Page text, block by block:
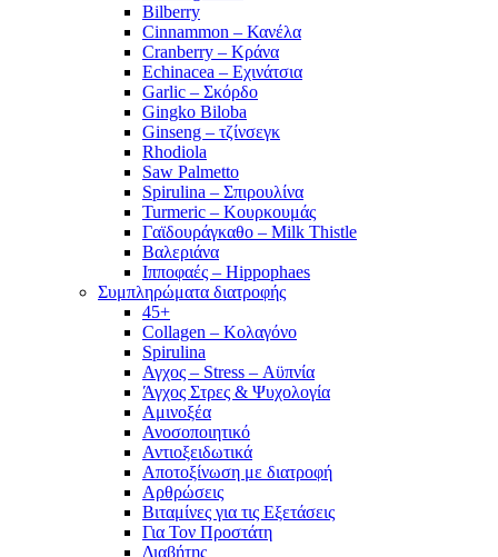
Bilberry
Cinnammon – Κανέλα
Cranberry – Κράνα
Echinacea – Εχινάτσια
Garlic – Σκόρδο
Gingko Biloba
Ginseng – τζίνσεγκ
Rhodiola
Saw Palmetto
Spirulina – Σπιρουλίνα
Turmeric – Κουρκουμάς
Γαϊδουράγκαθο – Milk Thistle
Βαλεριάνα
Ιπποφαές – Hippophaes
Συμπληρώματα διατροφής
45+
Collagen – Κολαγόνο
Spirulina
Αγχος – Stress – Αϋπνία
Άγχος Στρες & Ψυχολογία
Αμινοξέα
Ανοσοποιητικό
Αντιοξειδωτικά
Αποτοξίνωση με διατροφή
Αρθρώσεις
Βιταμίνες για τις Εξετάσεις
Για Τον Προστάτη
Διαβήτης